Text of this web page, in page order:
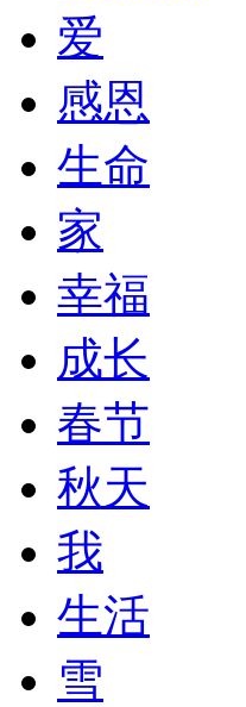
爱
感恩
生命
家
幸福
成长
春节
秋天
我
生活
雪